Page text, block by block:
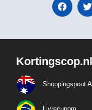
Kortingscop.nl
Shoppingspout